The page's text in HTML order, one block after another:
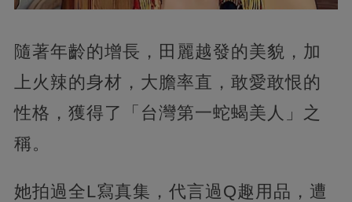
隨著年齡的增長，田麗越發的美貌，加
上火辣的身材，大膽率直，敢愛敢恨的
性格，獲得了「台灣第一蛇蝎美人」之
稱。
她拍過全L寫真集，代言過Q趣用品，遭